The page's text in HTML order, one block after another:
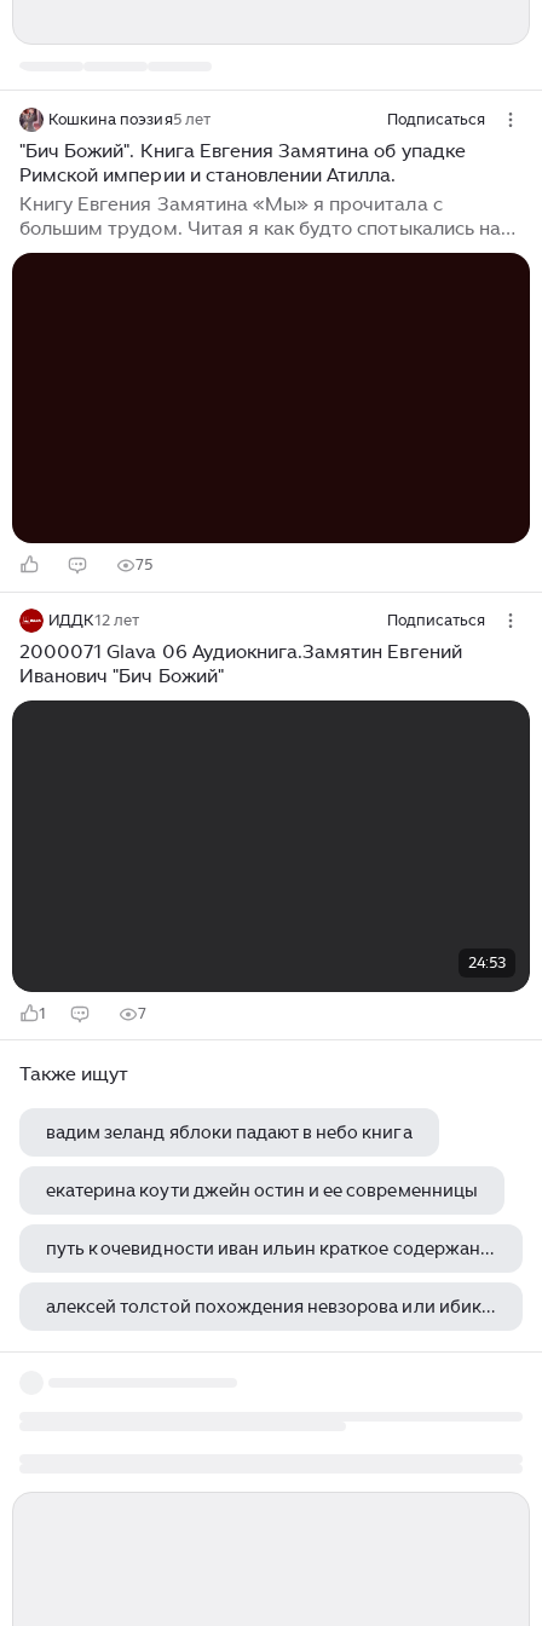
Кошкина поэзия5 лет Подписаться
"Бич Божий". Книга Евгения Замятина об упадке
Римской империи и становлении Атилла.
Книгу Евгения Замятина «Мы» я прочитала с
большим трудом. Читая я как будто спотыкались на
каждом слове. А вот с книгой «Бич Божий» было всё
75
ИДДК12 лет Подписаться
2000071 Glava 06 Аудиокнига.Замятин Евгений
Иванович "Бич Божий"
24:53
1 7
Также ищут
вадим зеланд яблоки падают в небо книга
екатерина коути джейн остин и ее современницы
путь к очевидности иван ильин краткое содержание
алексей толстой похождения невзорова или ибикус отзывы